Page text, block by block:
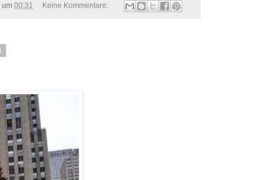
um 00:31 Keine Kommentare: